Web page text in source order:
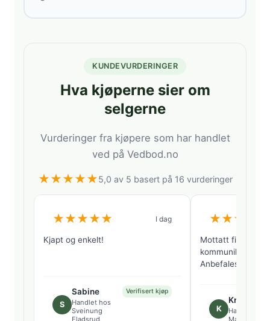
KUNDEVURDERINGER
Hva kjøperne sier om
selgerne
Vurderinger fra kjøpere som har handlet
ved på Vedbod.no
★★★★★5,0 av 5 basert på 16 vurderinger
★★★★★ I dag
Kjapt og enkelt!
S
Sabine
Handlet hos
Sveinung
Fladsrud
Verifisert kjøp
★★★
Mottatt fin tørr
kommunikasjon
Anbefales!
K
Kristin
Handlet hos
Magnus